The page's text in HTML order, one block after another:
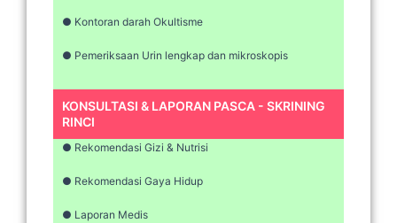
● Kontoran darah Okultisme
● Pemeriksaan Urin lengkap dan mikroskopis
KONSULTASI & LAPORAN PASCA - SKRINING
RINCI
● Rekomendasi Gizi & Nutrisi
● Rekomendasi Gaya Hidup
● Laporan Medis